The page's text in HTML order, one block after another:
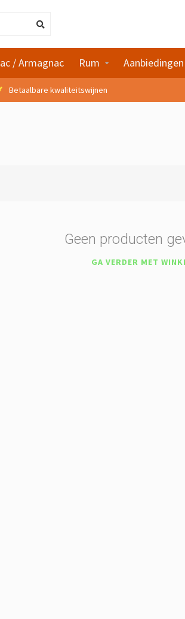
/ Armagnac Rum Aanbiedingen
Betaalbare kwaliteitswijnen
Geen producten
GA VERDER MET